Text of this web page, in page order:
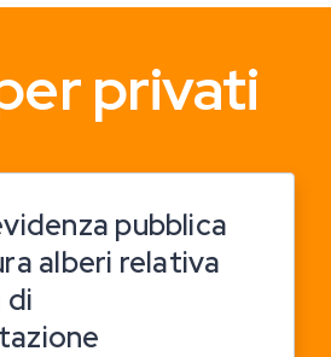
privati
pubblica
alberi relativa